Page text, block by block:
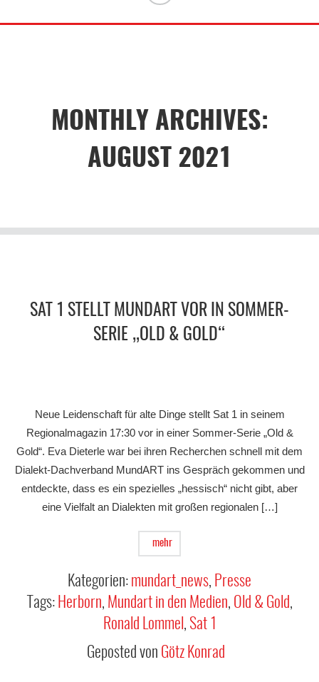
MONTHLY ARCHIVES:
AUGUST 2021
SAT 1 STELLT MUNDART VOR IN SOMMER-
SERIE „OLD & GOLD“
Neue Leidenschaft für alte Dinge stellt Sat 1 in seinem
Regionalmagazin 17:30 vor in einer Sommer-Serie „Old &
Gold“. Eva Dieterle war bei ihren Recherchen schnell mit dem
Dialekt-Dachverband MundART ins Gespräch gekommen und
entdeckte, dass es ein spezielles „hessisch“ nicht gibt, aber
eine Vielfalt an Dialekten mit großen regionalen […]
mehr
Kategorien: mundart_news, Presse
Tags: Herborn, Mundart in den Medien, Old & Gold,
Ronald Lommel , Sat 1
Geposted von Götz Konrad